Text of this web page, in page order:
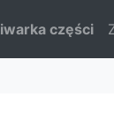
części